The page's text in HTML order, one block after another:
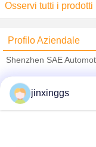
Osservi tutti i prodotti
Profilo Aziendale
Shenzhen SAE
Trust Seal
jinxinggs